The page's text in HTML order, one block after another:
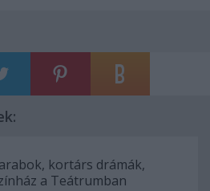
kortárs drámák,
a Teátrumban